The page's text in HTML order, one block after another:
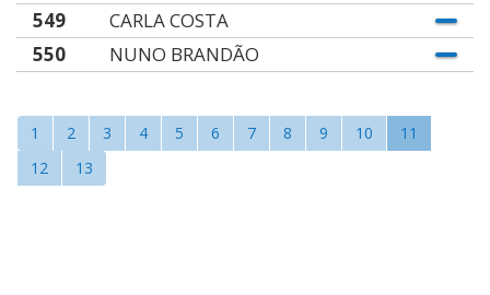
549
CARLA COSTA
550
NUNO BRANDÃO
1 2 3 4 5 6 7 8 9 10
11
12
13